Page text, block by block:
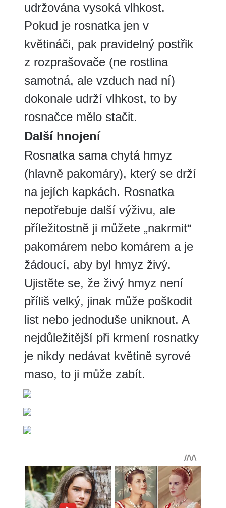
udržována vysoká vlhkost.
Pokud je rosnatka jen v
květináči, pak pravidelný postřik
z rozprašovače (ne rostlina
samotná, ale vzduch nad ní)
dokonale udrží vlhkost, to by
rosnačce mělo stačit.
Další hnojení
Rosnatka sama chytá hmyz
(hlavně pakomáry), který se drží
na jejích kapkách. Rosnatka
nepotřebuje další výživu, ale
příležitostně ji můžete „nakrmit“
pakomárem nebo komárem a je
žádoucí, aby byl hmyz živý.
Ujistěte se, že živý hmyz není
příliš velký, jinak může poškodit
list nebo jednoduše uniknout. A
nejdůležitější při krmení rosnatky
je nikdy nedávat květině syrové
maso, to ji může zabít.